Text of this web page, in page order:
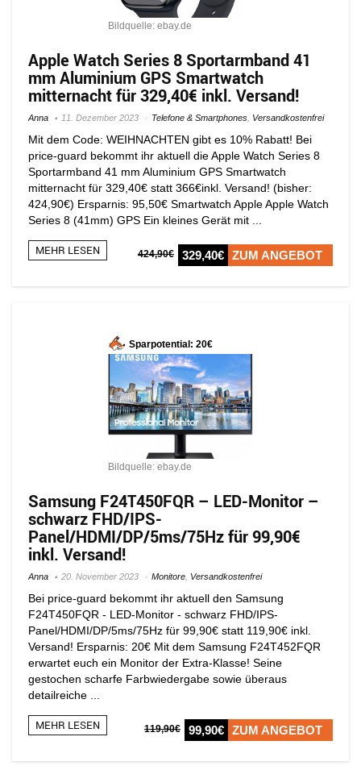
Bildquelle: ebay.de
Apple Watch Series 8 Sportarmband 41
mm Aluminium GPS Smartwatch
mitternacht für 329,40€ inkl. Versand!
Anna 11. Dezember 2023 Telefone & Smartphones Versandkostenfrei
Mit dem Code: WEIHNACHTEN gibt es 10% Rabatt! Bei
price-guard bekommt ihr aktuell die Apple Watch Series 8
Sportarmband 41 mm Aluminium GPS Smartwatch
mitternacht für 329,40€ statt 366€inkl. Versand! (bisher:
424,90€) Ersparnis: 95,50€ Smartwatch Apple Apple Watch
Series 8 (41mm) GPS Ein kleines Gerät mit ...
MEHR LESEN 424,90€ 329,40€ ZUM ANGEBOT
Sparpotential: 20€
Bildquelle: ebay.de
Samsung F24T450FQR – LED-Monitor –
schwarz FHD/IPS-
Panel/HDMI/DP/5ms/75Hz für 99,90€
inkl. Versand!
Anna 20. November 2023 Monitore Versandkostenfrei
Bei price-guard bekommt ihr aktuell den Samsung
F24T450FQR - LED-Monitor - schwarz FHD/IPS-
Panel/HDMI/DP/5ms/75Hz für 99,90€ statt 119,90€ inkl.
Versand! Ersparnis: 20€ Mit dem Samsung F24T452FQR
erwartet euch ein Monitor der Extra-Klasse! Seine
gestochen scharfe Farbwiedergabe sowie überaus
detailreiche ...
MEHR LESEN 119,90€ 99,90€ ZUM ANGEBOT